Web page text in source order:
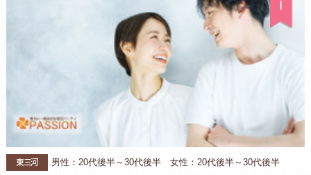
東三河
男性：20代後半～30代後半 女性：20代後半～30代後半